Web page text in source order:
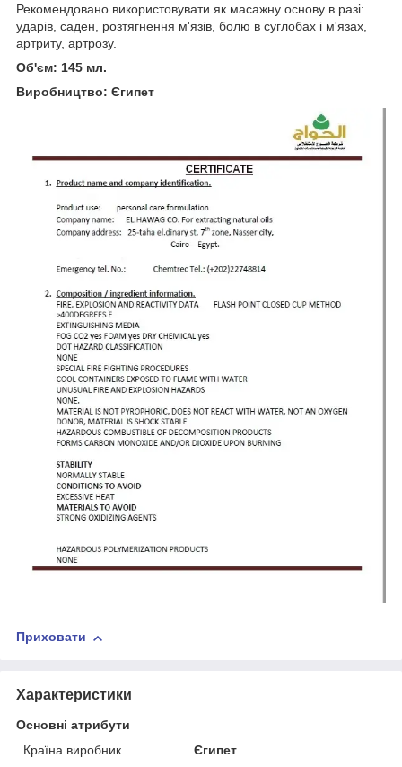
Рекомендовано використовувати як масажну основу в разі:
ударів, саден, розтягнення м'язів, болю в суглобах і м'язах,
артриту, артрозу.
Об'єм: 145 мл.
Виробництво: Єгипет
Приховати
Характеристики
Основні атрибути
Країна виробник
Єгипет